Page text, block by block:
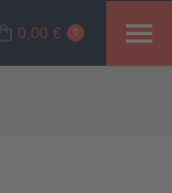
0,00 € 0